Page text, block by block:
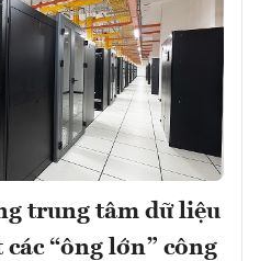
trung tâm dữ liệu
“ông lớn” công